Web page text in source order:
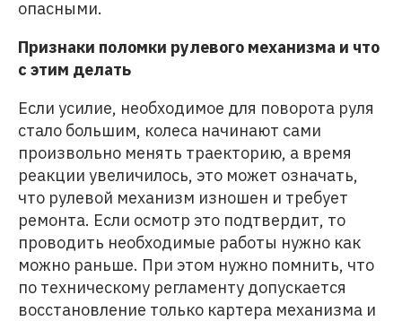
опасными.
Признаки поломки рулевого механизма и что
с этим делать
Если усилие, необходимое для поворота руля
стало большим, колеса начинают сами
произвольно менять траекторию, а время
реакции увеличилось, это может означать,
что рулевой механизм изношен и требует
ремонта. Если осмотр это подтвердит, то
проводить необходимые работы нужно как
можно раньше. При этом нужно помнить, что
по техническому регламенту допускается
восстановление только картера механизма и